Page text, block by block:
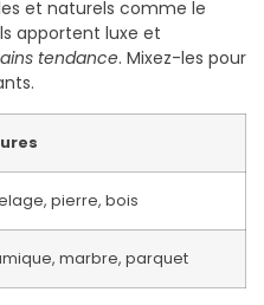
et naturels comme le
apportent luxe et
tendance. Mixez-les pour
pierre, bois
marbre, parquet